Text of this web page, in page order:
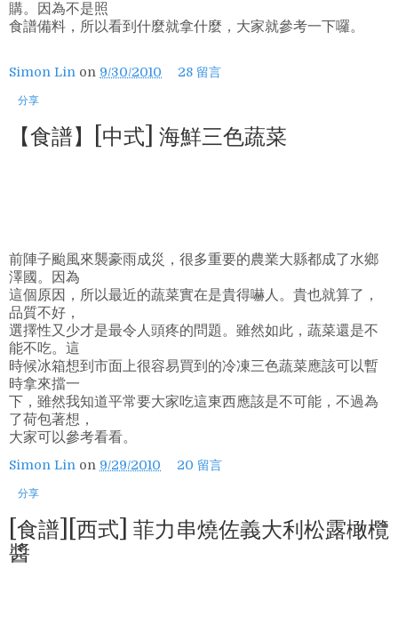
購。因為不是照
食譜備料，所以看到什麼就拿什麼，大家就參考一下囉。
Simon Lin on 9/30/2010 28 留言
分享
【食譜】[中式] 海鮮三色蔬菜
前陣子颱風來襲豪雨成災，很多重要的農業大縣都成了水鄉
澤國。因為
這個原因，所以最近的蔬菜實在是貴得嚇人。貴也就算了，
品質不好，
選擇性又少才是最令人頭疼的問題。雖然如此，蔬菜還是不
能不吃。這
時候冰箱想到市面上很容易買到的冷凍三色蔬菜應該可以暫
時拿來擋一
下，雖然我知道平常要大家吃這東西應該是不可能，不過為
了荷包著想，
大家可以參考看看。
Simon Lin on 9/29/2010 20 留言
分享
[食譜][西式] 菲力串燒佐義大利松露橄欖
醬